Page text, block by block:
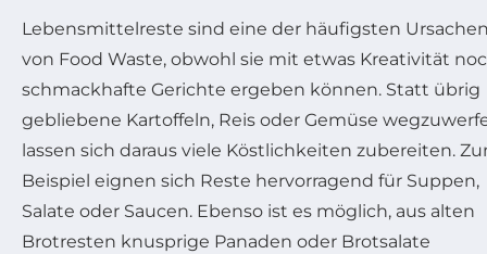
Lebensmittelreste sind eine der häufigsten
von Food Waste, obwohl sie mit etwas Kreativität
schmackhafte Gerichte ergeben können. Statt übrig
gebliebene Kartoffeln, Reis oder Gemüse
lassen sich daraus viele Köstlichkeiten zubereiten.
Beispiel eignen sich Reste hervorragend für Suppen,
Salate oder Saucen. Ebenso ist es möglich, aus alten
Brotresten knusprige Panaden oder Brotsalate